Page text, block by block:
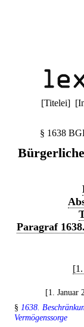
[Titelei] [
§ 1638
Paragraf
[1. Januar
§ 1638.
Vermögenssorge